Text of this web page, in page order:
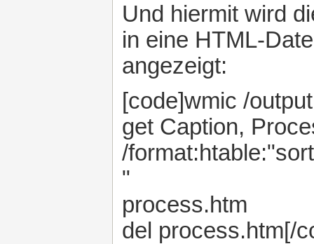
Und hiermit wird
in eine HTML-
angezeigt:
[code]wmic /
get Caption,
/
"
process.htm
del process.htm[/